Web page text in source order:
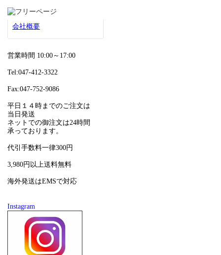
会社概要
営業時間 10:00～17:00
Tel:047-412-3322
Fax:047-752-9086
平日１４時までのご注文は
当日発送
ネットでの御注文は24時間
承っております。
代引手数料一律300円
3,980円以上送料無料
海外発送はEMSで対応
Instagram